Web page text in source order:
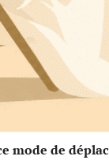
mode de